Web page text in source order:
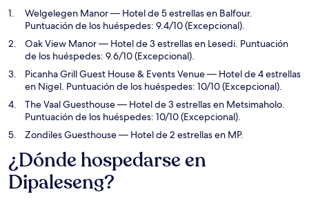
Welgelegen Manor— Hotel de 5 estrellas en Balfour.
Puntuación de los huéspedes: 9.4/10 (Excepcional).
Oak View Manor— Hotel de 3 estrellas en Lesedi. Puntuación
de los huéspedes: 9.6/10 (Excepcional).
Picanha Grill Guest House & Events Venue— Hotel de 4 estrellas
en Nigel. Puntuación de los huéspedes: 10/10 (Excepcional).
The Vaal Guesthouse— Hotel de 3 estrellas en Metsimaholo.
Puntuación de los huéspedes: 10/10 (Excepcional).
Zondiles Guesthouse— Hotel de 2 estrellas en MP.
¿Dónde hospedarse en
Dipaleseng?